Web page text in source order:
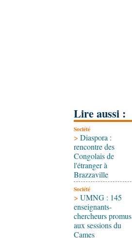
Lire aussi :
Société
> Diaspora :
rencontre des
Congolais de
l'étranger à
Brazzaville
Société
> UMNG : 145
enseignants-
chercheurs promus
aux sessions du
Cames